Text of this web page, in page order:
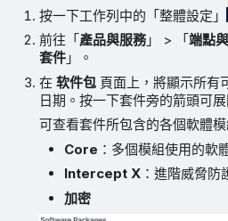
按一下工作列中的「整體設定」
前往「 產品與服務」 > 「端點
套件 」。
在软件包 頁面上，將顯示所有
日期。按一下套件旁的箭頭可展
可查看套件所包含的各個軟體模
Core ：多個模組使用的軟
Intercept X ：進階威脅防
加密